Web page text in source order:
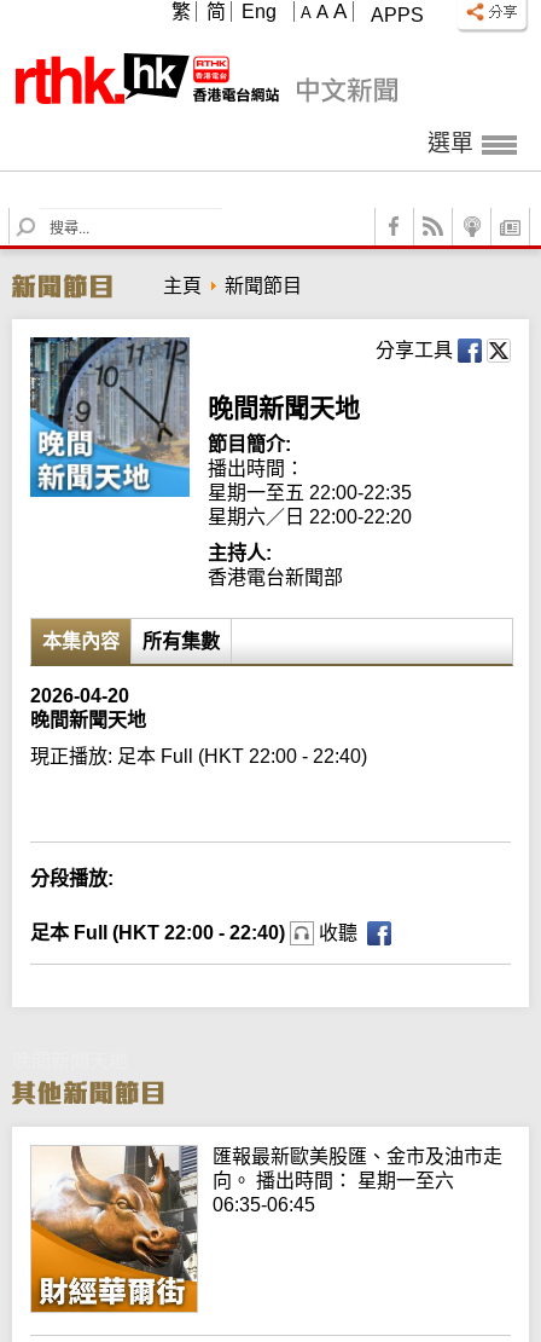
APPS
A A A
繁 简 Eng
選單
S
e
r
c
h
主頁 新聞節目
分享工具
晚間新聞天地
節目簡介:
播出時間：
星期一至五 22:00-22:35
星期六／日 22:00-22:20
主持人:
香港電台新聞部
本集內容 所有集數
2026-04-20
晚間新聞天地
現正播放: 足本 Full (HKT 22:00 - 22:40)
分段播放:
足本 Full (HKT 22:00 - 22:40) 收聽
匯報最新歐美股匯、金市及油市走
向。 播出時間： 星期一至六
06:35-06:45